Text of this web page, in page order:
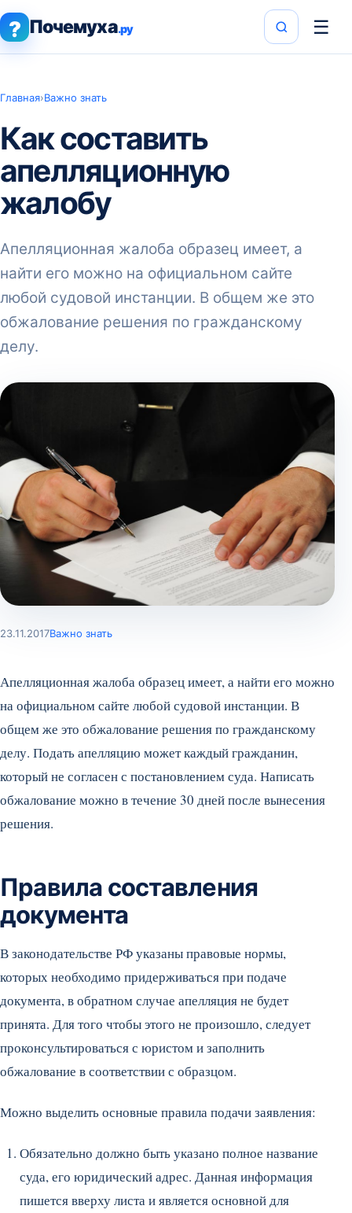
? Почемуха.ру ☰
Главная›Важно знать
Как составить
апелляционную
жалобу
Апелляционная жалоба образец имеет, а
найти его можно на официальном сайте
любой судовой инстанции. В общем же это
обжалование решения по гражданскому
делу.
23.11.2017Важно знать
Апелляционная жалоба образец имеет, а найти его можно
на официальном сайте любой судовой инстанции. В
общем же это обжалование решения по гражданскому
делу. Подать апелляцию может каждый гражданин,
который не согласен с постановлением суда. Написать
обжалование можно в течение 30 дней после вынесения
решения.
Правила составления
документа
В законодательстве РФ указаны правовые нормы,
которых необходимо придерживаться при подаче
документа, в обратном случае апелляция не будет
принята. Для того чтобы этого не произошло, следует
проконсультироваться с юристом и заполнить
обжалование в соответствии с образцом.
Можно выделить основные правила подачи заявления:
Обязательно должно быть указано полное название
суда, его юридический адрес. Данная информация
пишется вверху листа и является основной для